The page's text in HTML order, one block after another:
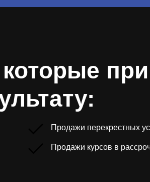
Продажи перекрестных
Продажи курсов в